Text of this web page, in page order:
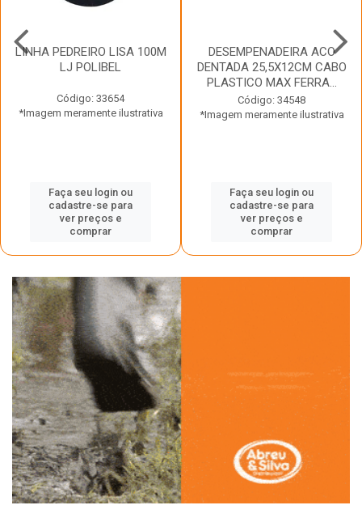
LINHA PEDREIRO LISA 100M
LJ POLIBEL
Código: 33654
*Imagem meramente ilustrativa
Faça seu login ou
cadastre-se para
ver preços e
comprar
DESEMPENADEIRA ACO
DENTADA 25,5X12CM CABO
PLASTICO MAX FERRA...
Código: 34548
*Imagem meramente ilustrativa
Faça seu login ou
cadastre-se para
ver preços e
comprar